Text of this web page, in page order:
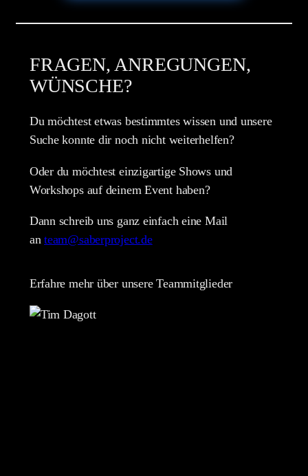
FRAGEN, ANREGUNGEN,
WÜNSCHE?
Du möchtest etwas bestimmtes wissen und unsere
Suche konnte dir noch nicht weiterhelfen?
Oder du möchtest einzigartige Shows und
Workshops auf deinem Event haben?
Dann schreib uns ganz einfach eine Mail
anteam@saberproject.de
Erfahre mehr über unsere Teammitglieder